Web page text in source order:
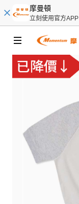
摩曼頓
立刻使用官方APP